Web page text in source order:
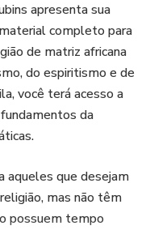
apresenta sua
completo para
de matriz africana
do espiritismo e de
você terá acesso a
da
aqueles que desejam
mas não têm
possuem tempo